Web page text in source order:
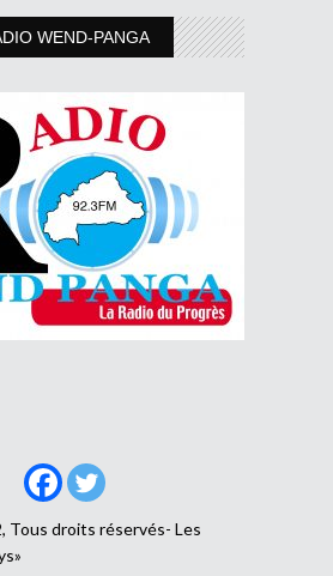
WEND-PANGA
Tous droits réservés- Les